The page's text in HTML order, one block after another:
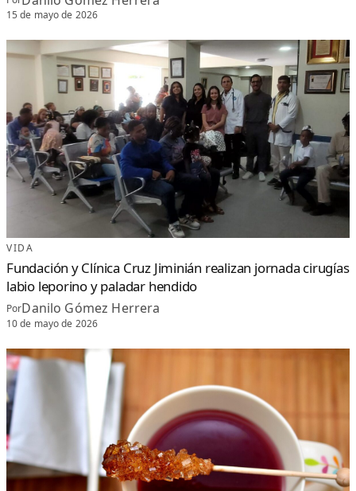
15 de mayo de 2026
VIDA
Fundación y Clínica Cruz Jiminián realizan jornada cirugías
labio leporino y paladar hendido
PorDanilo Gómez Herrera
10 de mayo de 2026